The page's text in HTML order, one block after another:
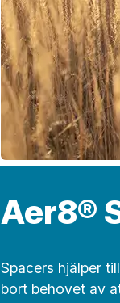
Aer8®
Spacers hjälper
bort behovet av